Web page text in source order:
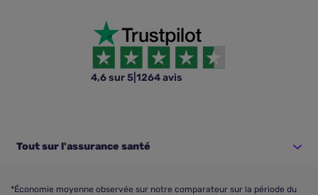
4,6 sur 5 1264 avis
Tout sur l'assurance santé
*Économie moyenne observée sur notre comparateur sur la période du